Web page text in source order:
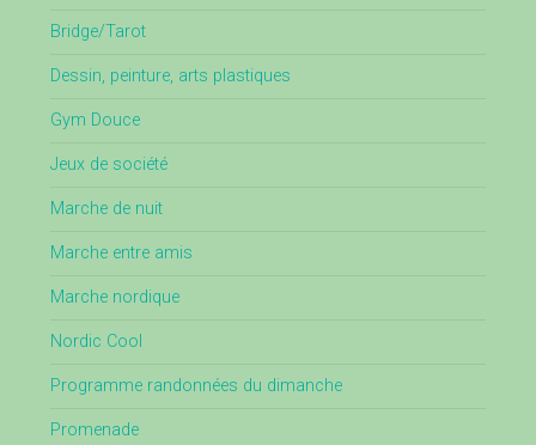
Bridge/Tarot
Dessin, peinture, arts plastiques
Gym Douce
Jeux de société
Marche de nuit
Marche entre amis
Marche nordique
Nordic Cool
Programme randonnées du dimanche
Promenade